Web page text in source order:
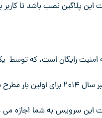
پلاگین نصب باشد تا کاربر
سرویس به شما اجازه می